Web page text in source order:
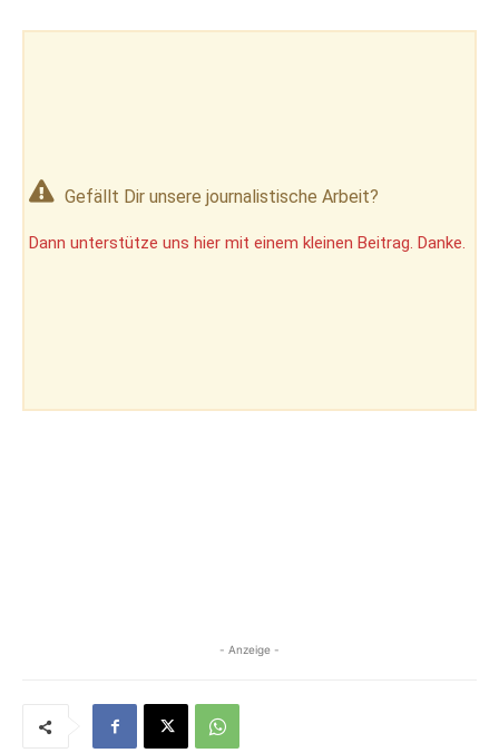
Gefällt Dir unsere journalistische Arbeit?
Dann unterstütze uns hier mit einem kleinen Beitrag. Danke.
- Anzeige -